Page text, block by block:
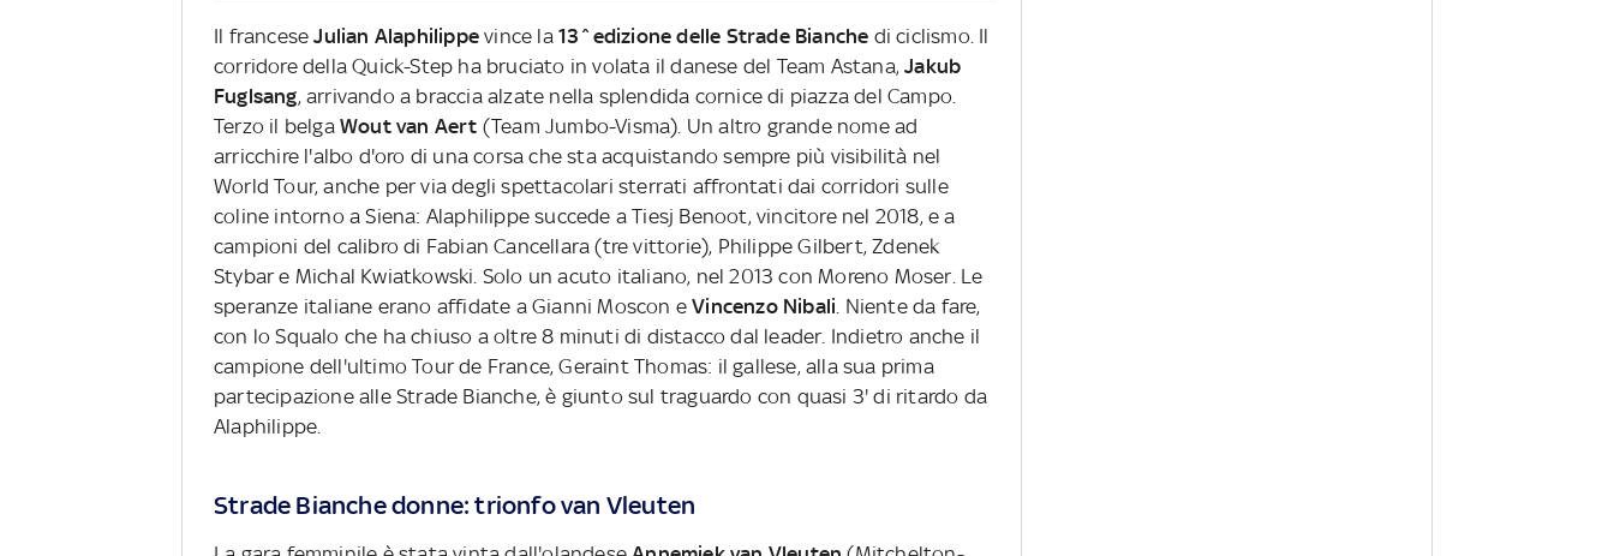
Il franceseJulian Alaphilippe vince la13^edizione delle Strade Bianche di ciclismo. Il
corridore della Quick-Step ha bruciato in volata il danese del Team Astana,Jakub
Fuglsang, arrivando a braccia alzate nella splendida cornice di piazza del Campo.
Terzo il belga Wout van Aert (Team Jumbo-Visma). Un altro grande nome ad
arricchire l'albo d'oro di una corsa che sta acquistando sempre più visibilità nel
World Tour, anche per via degli spettacolari sterrati affrontati dai corridori sulle
coline intorno a Siena: Alaphilippe succede a Tiesj Benoot, vincitore nel 2018, e a
campioni del calibro di Fabian Cancellara (tre vittorie), Philippe Gilbert, Zdenek
Stybar e Michal Kwiatkowski. Solo un acuto italiano, nel 2013 con Moreno Moser. Le
speranze italiane erano affidate a Gianni Moscon eVincenzo Nibali. Niente da fare,
con lo Squalo che ha chiuso a oltre 8 minuti di distacco dal leader. Indietro anche il
campione dell'ultimo Tour de France, Geraint Thomas: il gallese, alla sua prima
partecipazione alle Strade Bianche, è giunto sul traguardo con quasi 3' di ritardo da
Alaphilippe.
Strade Bianche donne: trionfo van Vleuten